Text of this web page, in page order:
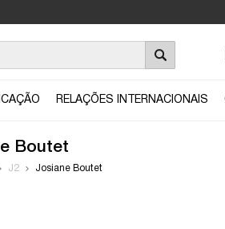
RELAÇÕES INTERNACIONAIS
Boutet
J2 Josiane Boutet